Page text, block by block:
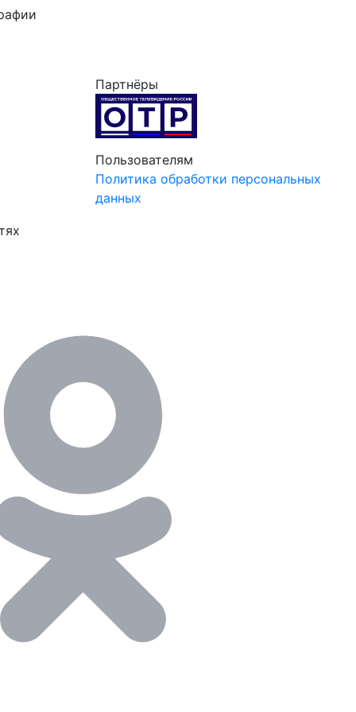
Партнёры
Пользователям
Политика обработки персональных
данных